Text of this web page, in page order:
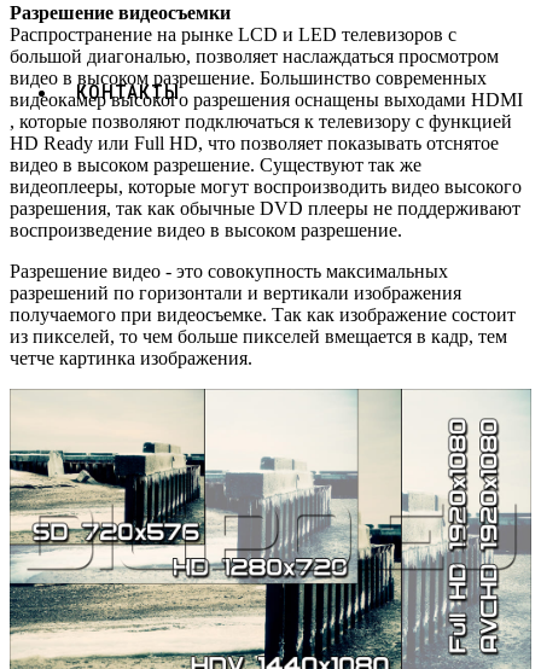
КОНТАКТЫ
Разрешение видеосъемки
Распространение на рынке LCD и LED телевизоров с
большой диагональю, позволяет наслаждаться просмотром
видео в высоком разрешение. Большинство современных
видеокамер высокого разрешения оснащены выходами HDMI
, которые позволяют подключаться к телевизору с функцией
HD Ready или Full HD, что позволяет показывать отснятое
видео в высоком разрешение. Существуют так же
видеоплееры, которые могут воспроизводить видео высокого
разрешения, так как обычные DVD плееры не поддерживают
воспроизведение видео в высоком разрешение.
Разрешение видео - это совокупность максимальных
разрешений по горизонтали и вертикали изображения
получаемого при видеосъемке. Так как изображение состоит
из пикселей, то чем больше пикселей вмещается в кадр, тем
четче картинка изображения.